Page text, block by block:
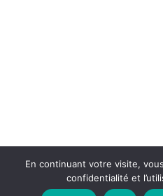
En continuant votre visite,
confidentialité et